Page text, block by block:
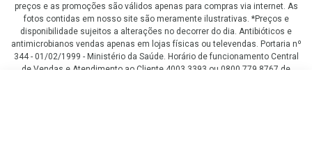
preços e as promoções são válidos apenas para compras via internet. As
fotos contidas em nosso site são meramente ilustrativas. *Preços e
disponibilidade sujeitos a alterações no decorrer do dia. Antibióticos e
antimicrobianos vendas apenas em lojas físicas ou televendas. Portaria nº
344 - 01/02/1999 - Ministério da Saúde. Horário de funcionamento Central
de Vendas e Atendimento ao Cliente 4003 3393 ou 0800 779 8767 de